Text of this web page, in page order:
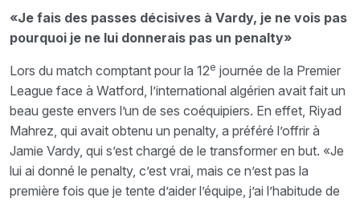
«Je fais des passes décisives à Vardy, je ne vois pas
pourquoi je ne lui donnerais pas un penalty»
Lors du match comptant pour la 12e journée de la Premier
League face à Watford, l’international algérien avait fait un
beau geste envers l’un de ses coéquipiers. En effet, Riyad
Mahrez, qui avait obtenu un penalty, a préféré l’offrir à
Jamie Vardy, qui s’est chargé de le transformer en but. «Je
lui ai donné le penalty, c’est vrai, mais ce n’est pas la
première fois que je tente d’aider l’équipe, j’ai l’habitude de